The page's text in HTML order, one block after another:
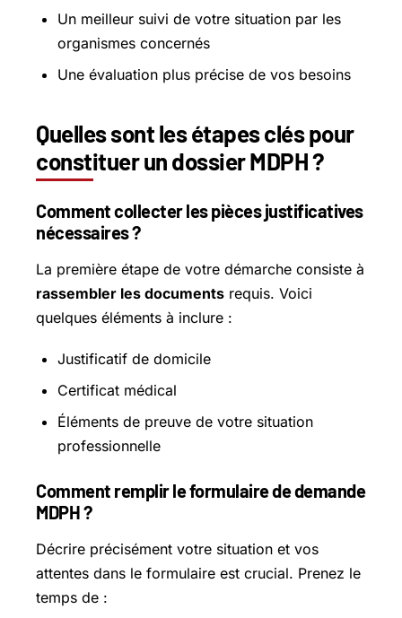
Un meilleur suivi de votre situation par les
organismes concernés
Une évaluation plus précise de vos besoins
Quelles sont les étapes clés pour
constituer un dossier MDPH ?
Comment collecter les pièces justificatives
nécessaires ?
La première étape de votre démarche consiste à
rassembler les documents requis. Voici
quelques éléments à inclure :
Justificatif de domicile
Certificat médical
Éléments de preuve de votre situation
professionnelle
Comment remplir le formulaire de demande
MDPH ?
Décrire précisément votre situation et vos
attentes dans le formulaire est crucial. Prenez le
temps de :